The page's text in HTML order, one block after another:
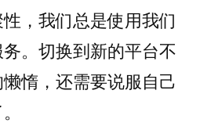
，我们总是使用我们
。切换到新的平台不
惰，还需要说服自己